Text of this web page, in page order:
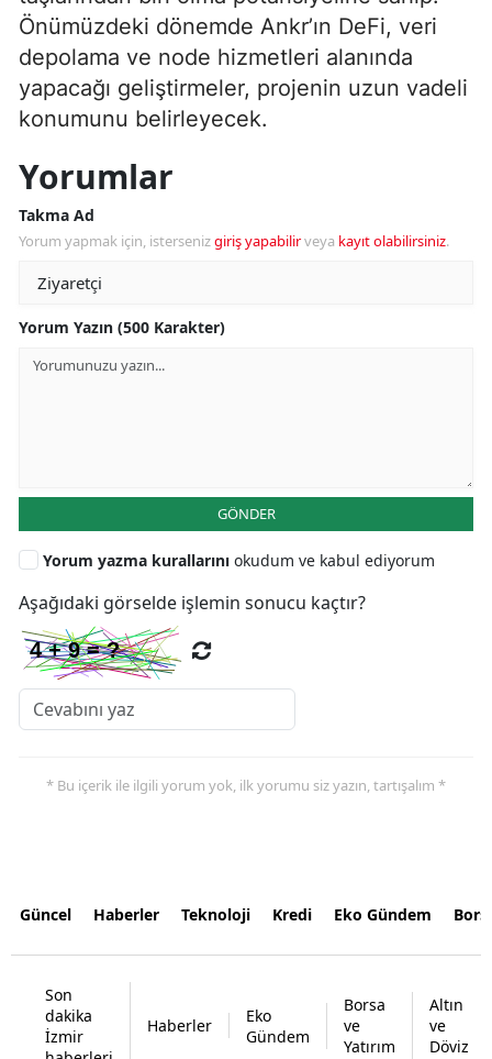
Önümüzdeki dönemde Ankr’ın DeFi, veri
depolama ve node hizmetleri alanında
yapacağı geliştirmeler, projenin uzun vadeli
konumunu belirleyecek.
Yorumlar
Takma Ad
Yorum yapmak için, istersenizgiriş yapabilirveya kayıt olabilirsiniz.
Yorum Yazın (500 Karakter)
GÖNDER
Yorum yazma kurallarını okudum ve kabul ediyorum
Aşağıdaki görselde işlemin sonucu kaçtır?
* Bu içerik ile ilgili yorum yok, ilk yorumu siz yazın, tartışalım *
Güncel Haberler Teknoloji Kredi Eko Gündem
Son
dakika
İzmir
Haberler
Eko
Gündem
Borsa
ve
Yatırım
Altın
ve
Döviz